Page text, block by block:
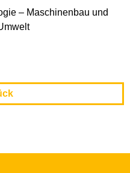
– Maschinenbau und